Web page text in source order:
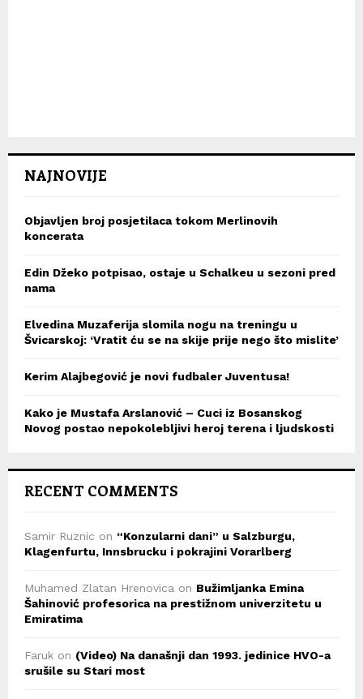
NAJNOVIJE
Objavljen broj posjetilaca tokom Merlinovih
koncerata
Edin Džeko potpisao, ostaje u Schalkeu u sezoni pred
nama
Elvedina Muzaferija slomila nogu na treningu u
Švicarskoj: ‘Vratit ću se na skije prije nego što mislite’
Kerim Alajbegović je novi fudbaler Juventusa!
Kako je Mustafa Arslanović – Cuci iz Bosanskog
Novog postao nepokolebljivi heroj terena i ljudskosti
RECENT COMMENTS
Samir Ruznic on “Konzularni dani” u Salzburgu,
Klagenfurtu, Innsbrucku i pokrajini Vorarlberg
Muhamed Zlatan Hrenovica on Bužimljanka Emina
Šahinović profesorica na prestižnom univerzitetu u
Emiratima
Faruk on (Video) Na današnji dan 1993. jedinice HVO-a
srušile su Stari most